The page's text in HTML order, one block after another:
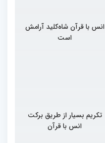
انس با قرآن شاه‌کلید آرامش
است
تکریم بسیار از طریق برکت
انس با قرآن